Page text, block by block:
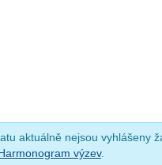
aktuálně nejsou vyhlášeny
výzev.